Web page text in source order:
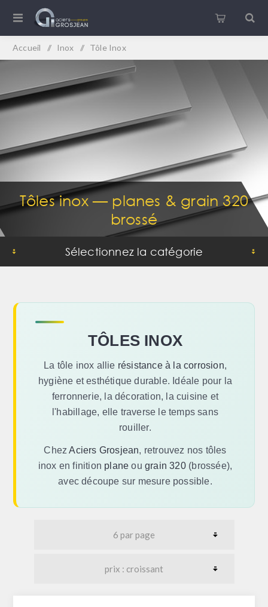
Accueil / Inox / Tôle Inox
Tôles inox — planes & grain 320
brossé
Sélectionnez la catégorie
TÔLES INOX
La tôle inox allie résistance à la corrosion,
hygiène et esthétique durable. Idéale pour la
ferronnerie, la décoration, la cuisine et
l'habillage, elle traverse le temps sans
rouiller.
ChezAciers Grosjean, retrouvez nos tôles
inox en finition plane ougrain 320(brossée),
avec découpe sur mesure possible.